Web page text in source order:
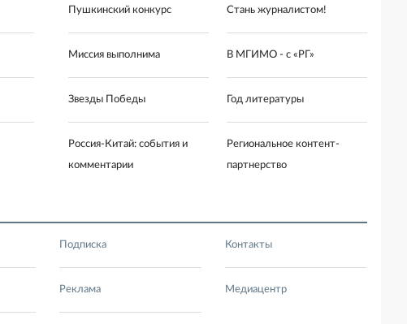
Пушкинский конкурс Стань журналистом!
Миссия выполнима В МГИМО - с «РГ»
Звезды Победы Год литературы
Россия-Китай: события и
комментарии
Региональное контент-
партнерство
Подписка Контакты
Реклама Медиацентр